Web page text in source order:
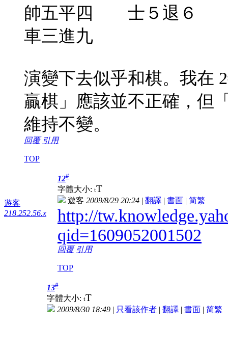
帥五平四 士５退６
車三進九
演變下去似乎和棋。我在
贏棋」應該並不正確，但
維持不變。
回覆 引用
TOP
遊客
218.252.56.x
12#
字體大小: tT
遊客 2009/8/29 20:24 | 翻譯 | 書面 | 简繁
http://
qid=1609052001502
回覆 引用
TOP
13#
字體大小: tT
2009/8/30 18:49 | 只看該作者 | 翻譯 | 書面 | 简繁